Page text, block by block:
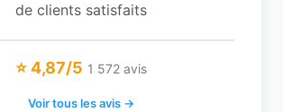
de clients satisfaits
⭐ 4,87/5 1 572 avis
Voir tous les avis →